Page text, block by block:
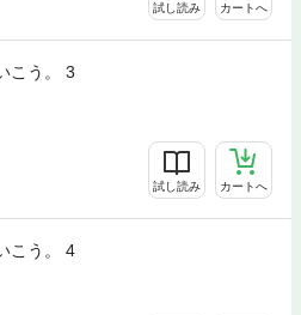
試し読み カートへ
こう。 3
試し読み カートへ
こう。 4